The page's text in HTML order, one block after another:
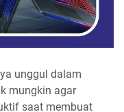
unggul dalam
mungkin agar
saat membuat